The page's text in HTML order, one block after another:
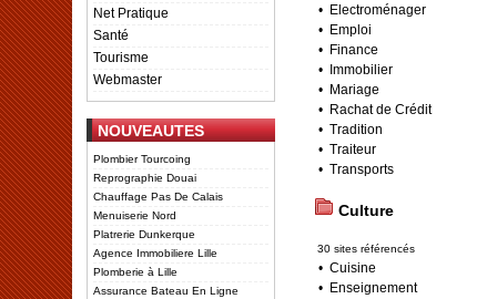
Net Pratique
Santé
Tourisme
Webmaster
NOUVEAUTES
Plombier Tourcoing
Reprographie Douai
Chauffage Pas De Calais
Menuiserie Nord
Platrerie Dunkerque
Agence Immobiliere Lille
Plomberie à Lille
Assurance Bateau En Ligne
• Electroménager
• Emploi
• Finance
• Immobilier
• Mariage
• Rachat de Crédit
• Tradition
• Traiteur
• Transports
Culture
30 sites référencés
• Cuisine
• Enseignement